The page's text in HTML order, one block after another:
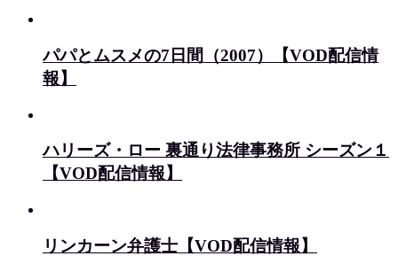
パパとムスメの7日間（2007）【VOD配信情
報】
ハリーズ・ロー 裏通り法律事務所 シーズン１
【VOD配信情報】
リンカーン弁護士【VOD配信情報】